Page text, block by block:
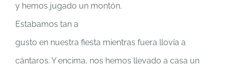
y hemos jugado un montón.
Estabamos tan a
gusto en nuestra fiesta mientras fuera llovía a
cántaros. Y encima, nos hemos llevado a casa un